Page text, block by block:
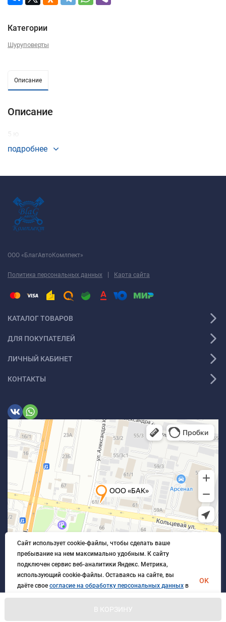
В КОРЗИНУ
Категории
Шуруповерты
Описание
Описание
5 ю
подробнее
ООО «БлагАвтоКомлпект»
Политика персональных данных | Карта сайта
КАТАЛОГ ТОВАРОВ
ДЛЯ ПОКУПАТЕЛЕЙ
ЛИЧНЫЙ КАБИНЕТ
КОНТАКТЫ
© 2026 БлагАвтоКомплект. Все права защищены
Сайт использует cookie-файлы, чтобы сделать ваше
пребывание на нем максимально удобным. К cайту
подключен сервис веб-аналитики Яндекс. Метрика,
использующий cookie-файлы. Оставаясь на сайте, вы
даёте свое согласие на обработку персональных данных в
порядке, указанном вПолитике обработки персональных
OK